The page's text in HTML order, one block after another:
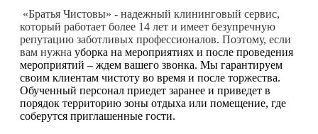
«Братья Чистовы» - надежный клининговый сервис,
который работает более 14 лет и имеет безупречную
репутацию заботливых профессионалов. Поэтому, если
вам нужна уборка на мероприятиях и после проведения
мероприятий – ждем вашего звонка. Мы гарантируем
своим клиентам чистоту во время и после торжества.
Обученный персонал приедет заранее и приведет в
порядок территорию зоны отдыха или помещение, где
соберутся приглашенные гости.